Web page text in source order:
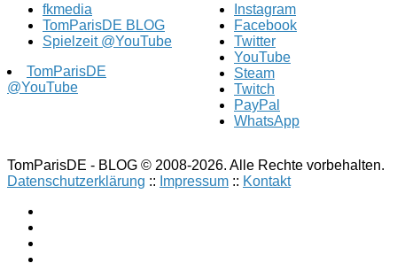
fkmedia
TomParisDE BLOG
Spielzeit @YouTube
TomParisDE
@YouTube
Instagram
Facebook
Twitter
YouTube
Steam
Twitch
PayPal
WhatsApp
TomParisDE - BLOG © 2008-2026. Alle Rechte vorbehalten.
Datenschutzerklärung :: Impressum :: Kontakt